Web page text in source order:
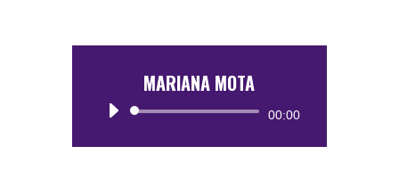
MARIANA MOTA
Reproductor
00:00